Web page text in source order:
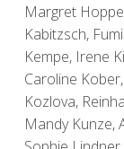
Margret
Kabitzsch,
Kempe, Irene
Caroline
Kozlova,
Mandy Kunze,